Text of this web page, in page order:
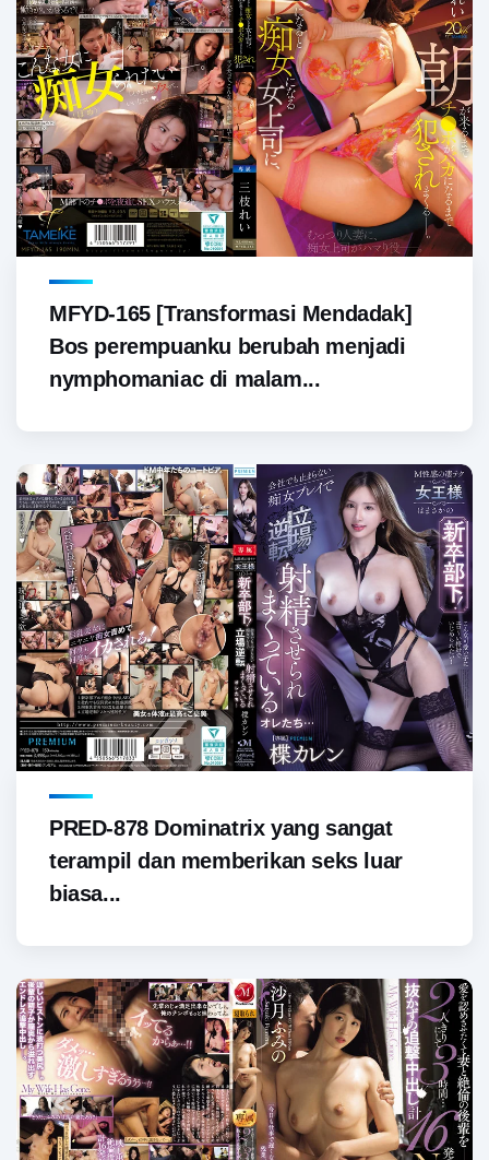
MFYD-165 [Transformasi Mendadak]
Bos perempuanku berubah menjadi
nymphomaniac di malam...
PRED-878 Dominatrix yang sangat
terampil dan memberikan seks luar
biasa...